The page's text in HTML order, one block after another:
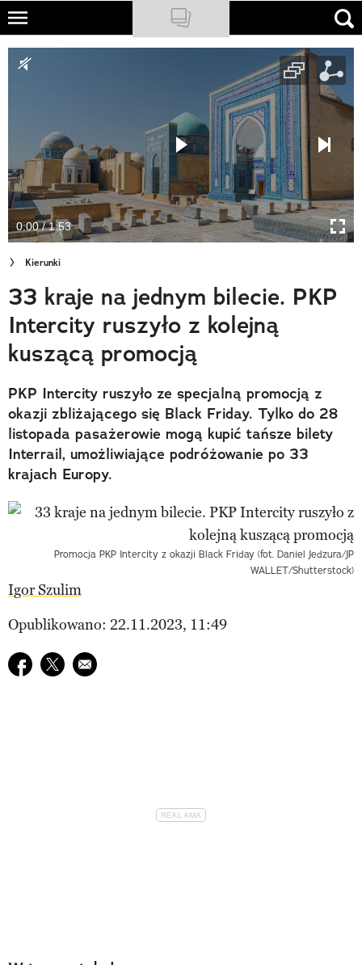
Skip
main
NATIONAL GEOGRAPHIC
Sklep
Newsletter
Cuda Polski
Wielki Konkurs Fotograficzny
Trendbook Podróżniczy
Polecane
0:00 / 1:53
Kierunki
33 kraje na jednym bilecie. PKP
Intercity ruszyło z kolejną
kuszącą promocją
PKP Intercity ruszyło ze specjalną promocją z
okazji zbliżającego się Black Friday. Tylko do 28
listopada pasażerowie mogą kupić tańsze bilety
Interrail, umożliwiające podróżowanie po 33
krajach Europy.
Promocja PKP Intercity z okazji Black Friday (fot. Daniel Jedzura/JP
WALLET/Shutterstock)
Igor Szulim
Opublikowano: 22.11.2023, 11:49
Udostępnij na facebook
Udostępnij na twitter
E-mail do przyjaciela